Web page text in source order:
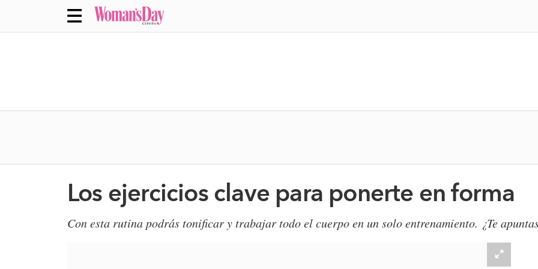
Los ejercicios clave para ponerte en forma
Con esta rutina podrás tonificar y trabajar todo el cuerpo en un solo entrenamiento. ¿Te